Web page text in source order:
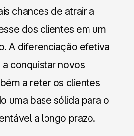
chances de atrair a
dos clientes em um
A diferenciação efetiva
a conquistar novos
a reter os clientes
uma base sólida para o
a longo prazo.